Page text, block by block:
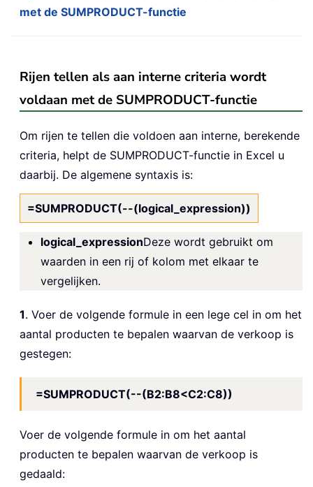
met de SUMPRODUCT-functie
Rijen tellen als aan interne criteria wordt
voldaan met de SUMPRODUCT-functie
Om rijen te tellen die voldoen aan interne, berekende
criteria, helpt de SUMPRODUCT-functie in Excel u
daarbij. De algemene syntaxis is:
=SUMPRODUCT(--(logical_expression))
logical_expressionDeze wordt gebruikt om
waarden in een rij of kolom met elkaar te
vergelijken.
1. Voer de volgende formule in een lege cel in om het
aantal producten te bepalen waarvan de verkoop is
gestegen:
=SUMPRODUCT(--(B2:B8<C2:C8))
Voer de volgende formule in om het aantal
producten te bepalen waarvan de verkoop is
gedaald: